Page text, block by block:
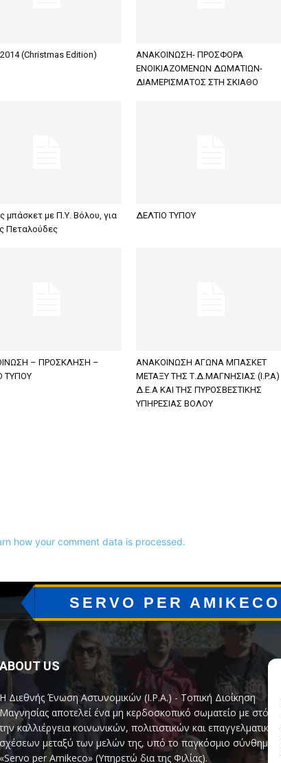
(Christmas Edition)
ΑΝΑΚΟΙΝΩΣΗ- ΠΡΟΣΦΟΡΑ
ΕΝΟΙΚΙΑΖΟΜΕΝΩΝ ΔΩΜΑΤΙΩΝ-
ΔΙΑΜΕΡΙΣΜΑΤΟΣ ΣΤΗ ΣΚΙΑΘΟ
μπάσκετ με Π.Υ. Βόλου, για
Πεταλούδες
ΔΕΛΤΙΟ ΤΥΠΟΥ
– ΠΡΟΣΚΛΗΣΗ –
ΤΥΠΟΥ
ΑΝΑΚΟΙΝΩΣΗ ΑΓΩΝΑ ΜΠΑΣΚΕΤ
ΜΕΤΑΞΥ ΤΗΣ Τ.Δ.ΜΑΓΝΗΣΙΑΣ (I.P.A)
Δ.Ε.Α KAI ΤΗΣ ΠΥΡΟΣΒΕΣΤΙΚΗΣ
ΥΠΗΡΕΣΙΑΣ ΒΟΛΟΥ
how your comment data is processed.
SERVO PER AMIKECO
ABOUT US
Η Διεθνής Ένωση Αστυνομικών (I.P.A.) - Τοπική Διοίκηση
Μαγνησίας αποτελεί ένα μη κερδοσκοπικό σωματείο με στόχο
την καλλιέργεια κοινωνικών, πολιτιστικών και επαγγελματικών
σχέσεων μεταξύ των μελών της, υπό το παγκόσμιο σύνθημα
«Servo per Amikeco» (Υπηρετώ δια της Φιλίας).